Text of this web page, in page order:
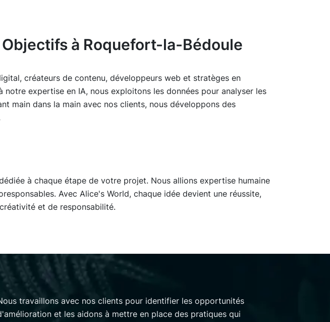
à Roquefort-la-Bédoule
créateurs de contenu, développeurs web et stratèges en
expertise en IA, nous exploitons les données pour analyser les
main dans la main avec nos clients, nous développons des
à chaque étape de votre projet. Nous allions expertise humaine
Avec Alice's World, chaque idée devient une réussite,
et de responsabilité.
travaillons avec nos clients pour identifier les opportunités
et les aidons à mettre en place des pratiques qui